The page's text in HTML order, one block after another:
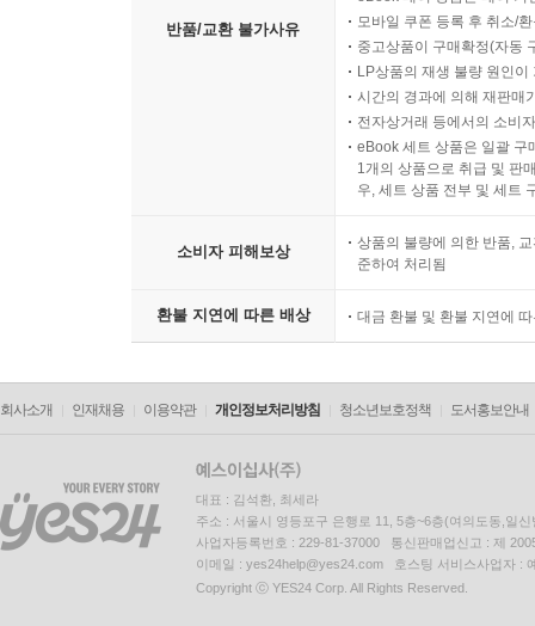
반품/교환 불가사유
모바일 쿠폰 등록 후 취소/
중고상품이 구매확정(자동
LP상품의 재생 불량 원인
시간의 경과에 의해 재판매
전자상거래 등에서의 소비
eBook 세트 상품은 일괄 구
1개의 상품으로 취급 및 판
우, 세트 상품 전부 및 세트
소비자 피해보상
상품의 불량에 의한 반품,
준하여 처리됨
환불 지연에 따른 배상 대금 환불 및 환불 지연에
회사소개 인재채용 이용약관 개인정보처리방침 청소년보호정책 도서홍보안내
대표 : 김석환, 최세라
주소 : 서울시 영등포구 은행로 11, 5층~6층(여의도동,일신
사업자등록번호 : 229-81-37000 통신판매업신고 : 제
이메일 : yes24help@yes24.com 호스팅 서비스사업자 :
Copyright ⓒ YES24 Corp. All Rights Reserved.